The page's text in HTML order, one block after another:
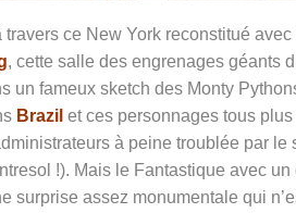
travers ce New York reconstitué avec
, cette salle des engrenages géants
un fameux sketch des Monty
Brazil et ces personnages tous plus
à peine troublée par le
!). Mais le Fantastique avec un
surprise assez monumentale qui